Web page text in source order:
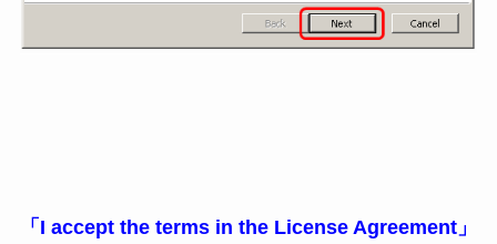
「I accept the terms in the License Agreement」